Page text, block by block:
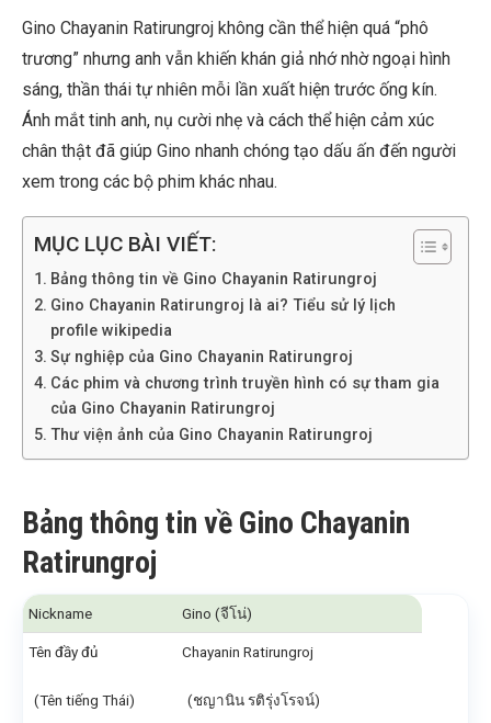
Gino Chayanin Ratirungroj không cần thể hiện quá “phô
trương” nhưng anh vẫn khiến khán giả nhớ nhờ ngoại hình
sáng, thần thái tự nhiên mỗi lần xuất hiện trước ống kín.
Ánh mắt tinh anh, nụ cười nhẹ và cách thể hiện cảm xúc
chân thật đã giúp Gino nhanh chóng tạo dấu ấn đến người
xem trong các bộ phim khác nhau.
MỤC LỤC BÀI VIẾT:
Bảng thông tin về Gino Chayanin Ratirungroj
Gino Chayanin Ratirungroj là ai? Tiểu sử lý lịch
profile wikipedia
Sự nghiệp của Gino Chayanin Ratirungroj
Các phim và chương trình truyền hình có sự tham gia
của Gino Chayanin Ratirungroj
Thư viện ảnh của Gino Chayanin Ratirungroj
Bảng thông tin về Gino Chayanin
Ratirungroj
Nickname Gino (จีโน่)
Tên đầy đủ
(Tên tiếng Thái)
Chayanin Ratirungroj
(ชญานิน รติรุ่งโรจน์)